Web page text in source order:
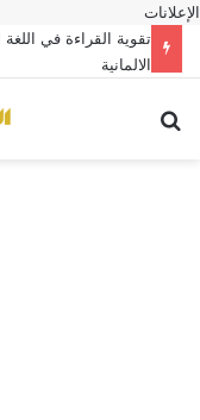
الإعلانات
تقوية القراءة في اللغة
الالمانية